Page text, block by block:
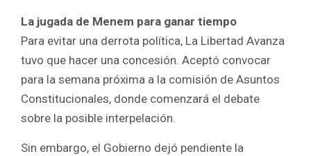
La jugada de Menem para ganar tiempo
Para evitar una derrota política, La Libertad Avanza
tuvo que hacer una concesión. Aceptó convocar
para la semana próxima a la comisión de Asuntos
Constitucionales, donde comenzará el debate
sobre la posible interpelación.
Sin embargo, el Gobierno dejó pendiente la